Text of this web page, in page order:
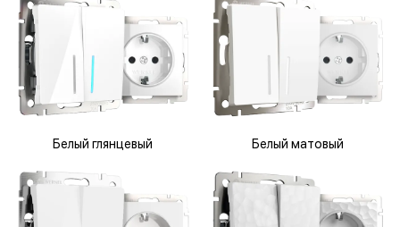
Белый глянцевый Белый матовый